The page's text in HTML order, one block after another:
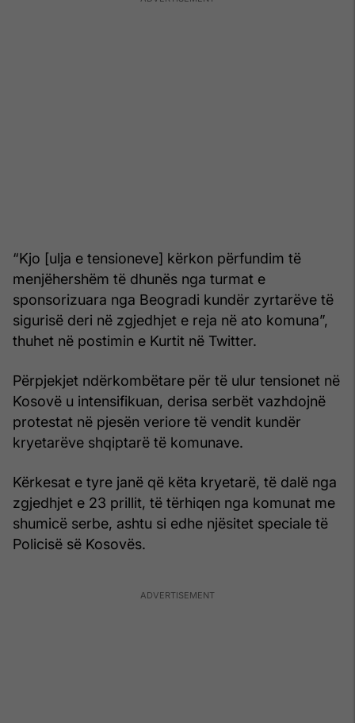
“Kjo [ulja e tensioneve] kërkon përfundim të
menjëhershëm të dhunës nga turmat e
sponsorizuara nga Beogradi kundër zyrtarëve të
sigurisë deri në zgjedhjet e reja në ato komuna”,
thuhet në postimin e Kurtit në Twitter.
Përpjekjet ndërkombëtare për të ulur tensionet në
Kosovë u intensifikuan, derisa serbët vazhdojnë
protestat në pjesën veriore të vendit kundër
kryetarëve shqiptarë të komunave.
Kërkesat e tyre janë që këta kryetarë, të dalë nga
zgjedhjet e 23 prillit, të tërhiqen nga komunat me
shumicë serbe, ashtu si edhe njësitet speciale të
Policisë së Kosovës.